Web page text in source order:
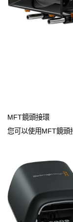
MFT鏡頭接環
您可以使用MFT鏡頭